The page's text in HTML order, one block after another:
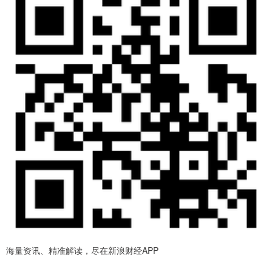
海量资讯、精准解读，尽在新浪财经APP